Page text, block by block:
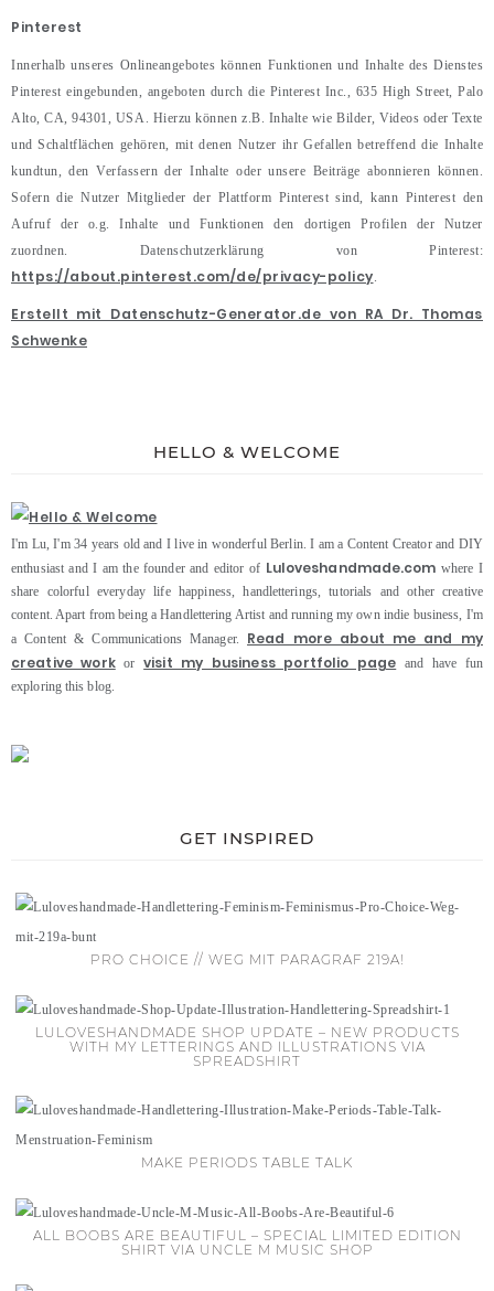
Pinterest
Innerhalb unseres Onlineangebotes können Funktionen und Inhalte des Dienstes
Pinterest eingebunden, angeboten durch die Pinterest Inc., 635 High Street, Palo
Alto, CA, 94301, USA. Hierzu können z.B. Inhalte wie Bilder, Videos oder Texte
und Schaltflächen gehören, mit denen Nutzer ihr Gefallen betreffend die Inhalte
kundtun, den Verfassern der Inhalte oder unsere Beiträge abonnieren können.
Sofern die Nutzer Mitglieder der Plattform Pinterest sind, kann Pinterest den
Aufruf der o.g. Inhalte und Funktionen den dortigen Profilen der Nutzer
zuordnen. Datenschutzerklärung von Pinterest:
https://about.pinterest.com/de/privacy-policy.
Erstellt mit Datenschutz-Generator.de von RA Dr. Thomas
Schwenke
HELLO & WELCOME
I'm Lu, I'm 34 years old and I live in wonderful Berlin. I am a Content Creator and DIY
enthusiast and I am the founder and editor of Luloveshandmade.com where I
share colorful everyday life happiness, handletterings, tutorials and other creative
content. Apart from being a Handlettering Artist and running my own indie business, I'm
a Content & Communications Manager. Read more about me and my
creative workorvisit my business portfolio page and have fun
exploring this blog.
GET INSPIRED
PRO CHOICE // WEG MIT PARAGRAF 219A!
LULOVESHANDMADE SHOP UPDATE – NEW PRODUCTS
WITH MY LETTERINGS AND ILLUSTRATIONS VIA
SPREADSHIRT
MAKE PERIODS TABLE TALK
ALL BOOBS ARE BEAUTIFUL – SPECIAL LIMITED EDITION
SHIRT VIA UNCLE M MUSIC SHOP